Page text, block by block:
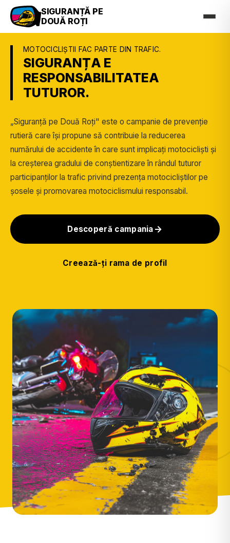
SIGURANȚĂ PE
DOUĂ ROȚI
MOTOCICLIȘTII FAC PARTE DIN TRAFIC.
SIGURANȚA E
RESPONSABILITATEA
TUTUROR.
„Siguranță pe Două Roți" este o campanie de prevenție
rutieră care își propune să contribuie la reducerea
numărului de accidente în care sunt implicați motocicliști și
la creșterea gradului de conștientizare în rândul tuturor
participanților la trafic privind prezența motocicliștilor pe
șosele și promovarea motociclismului responsabil.
Descoperă campania
Creează-ți rama de profil